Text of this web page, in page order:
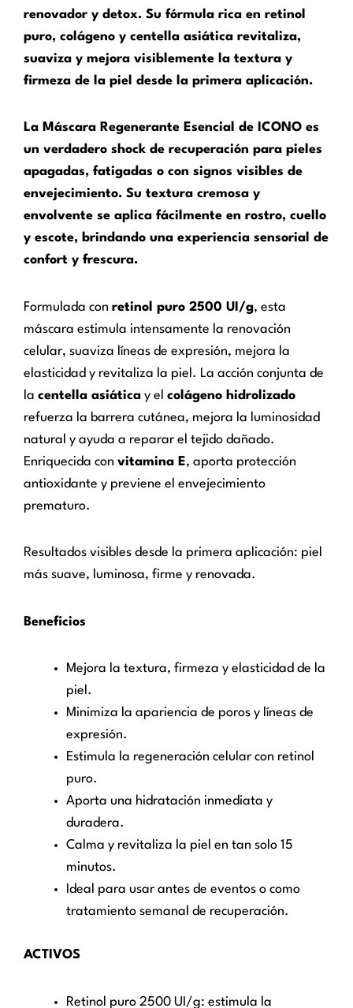
renovador y detox. Su fórmula rica en retinol
puro, colágeno y centella asiática revitaliza,
suaviza y mejora visiblemente la textura y
firmeza de la piel desde la primera aplicación.
La Máscara Regenerante Esencial de ICONO es
un verdadero shock de recuperación para pieles
apagadas, fatigadas o con signos visibles de
envejecimiento. Su textura cremosa y
envolvente se aplica fácilmente en rostro, cuello
y escote, brindando una experiencia sensorial de
confort y frescura.
Formulada con retinol puro 2500 UI/g, esta
máscara estimula intensamente la renovación
celular, suaviza líneas de expresión, mejora la
elasticidad y revitaliza la piel. La acción conjunta de
la centella asiática y el colágeno hidrolizado
refuerza la barrera cutánea, mejora la luminosidad
natural y ayuda a reparar el tejido dañado.
Enriquecida con vitamina E, aporta protección
antioxidante y previene el envejecimiento
prematuro.
Resultados visibles desde la primera aplicación: piel
más suave, luminosa, firme y renovada.
Beneficios
Mejora la textura, firmeza y elasticidad de la
piel.
Minimiza la apariencia de poros y líneas de
expresión.
Estimula la regeneración celular con retinol
puro.
Aporta una hidratación inmediata y
duradera.
Calma y revitaliza la piel en tan solo 15
minutos.
Ideal para usar antes de eventos o como
tratamiento semanal de recuperación.
ACTIVOS
Retinol puro 2500 UI/g: estimula la